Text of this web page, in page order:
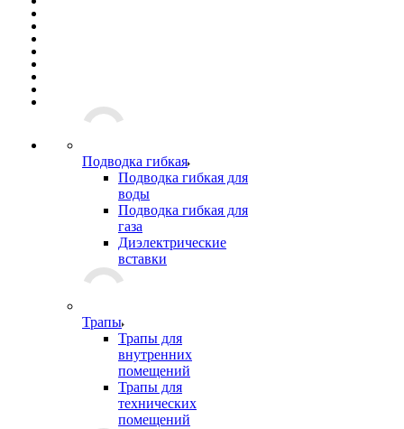
Подводка гибкая
Подводка гибкая для
воды
Подводка гибкая для
газа
Диэлектрические
вставки
Трапы
Трапы для
внутренних
помещений
Трапы для
технических
помещений